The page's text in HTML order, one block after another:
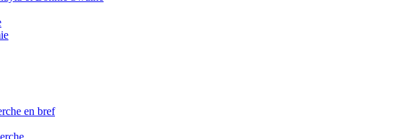
en bref